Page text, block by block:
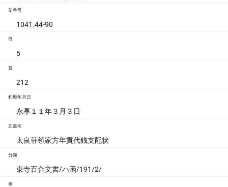
架番号
1041.44-90
冊
5
頁
212
和暦年月日
永享１１年３月３日
文書名
太良荘領家方年貢代銭支配状
分類
東寺百合文書/ハ函/191/2/
画